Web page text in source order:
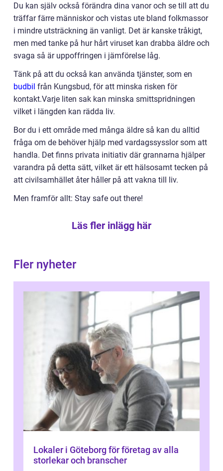
Du kan själv också förändra dina vanor och se till att du
träffar färre människor och vistas ute bland folkmassor
i mindre utsträckning än vanligt. Det är kanske tråkigt,
men med tanke på hur hårt viruset kan drabba äldre och
svaga så är uppoffringen i jämförelse låg.
Tänk på att du också kan använda tjänster, som en
budbil från Kungsbud, för att minska risken för
kontakt.Varje liten sak kan minska smittspridningen
vilket i längden kan rädda liv.
Bor du i ett område med många äldre så kan du alltid
fråga om de behöver hjälp med vardagssysslor som att
handla. Det finns privata initiativ där grannarna hjälper
varandra på detta sätt, vilket är ett hälsosamt tecken på
att civilsamhället åter håller på att vakna till liv.
Men framför allt: Stay safe out there!
Läs fler inlägg här
Fler nyheter
Lokaler i Göteborg för företag av alla
storlekar och branscher